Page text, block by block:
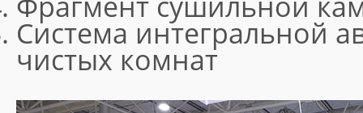
Система интегральной
чистых комнат